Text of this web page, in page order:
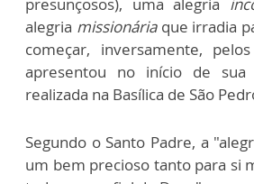
alegria missionáriaque irradia
começar, inversamente,
apresentou no início de
realizada na Basílica de São
Segundo o Santo Padre, a
um bem precioso tanto para si